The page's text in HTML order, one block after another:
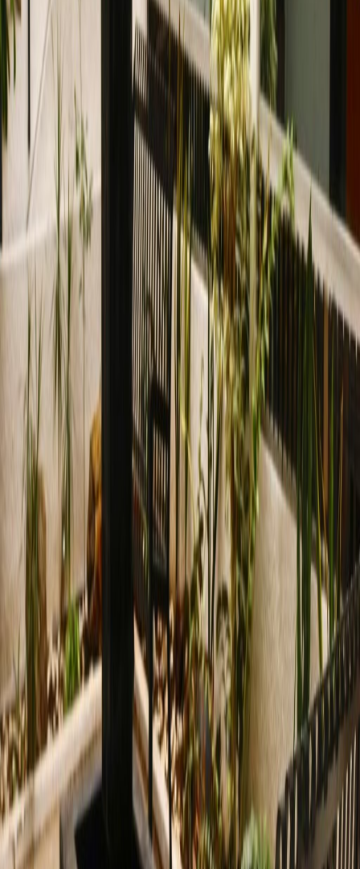
Oficinas desde
Espacio de oficina
Espacios prácticos para equipos de todos los
tamaños
de
MX$ 5845
persona/mes
Escritorios de coworking
Precio a petición
Descripción de la oficina
Modern work-space in Guadalajara, offering
both co-working packages and serviced
offices, ideal for teams of all sizes and
individuals. Other amenities include phone
booths, communal area, kitchen facilities with
complementary beverages, reception staff
and other great facilities. Located just outside
Guadalajara, just 0 minute drive from the city
centre, there are on-site parking facilities for
those driving to the office.
Oficinas relacionadas
Av. Tepeyac #409, Col. Chapalita Oriente,
Guadalajara, Jalisco, 44510
de MX$3000
por mes
Diagonal San Jorge 97, Vallarta San Jorge,
44690
de MX$3300
por mes
Av. Ignacio L Vallarta 3300, Vallarta Nte., 44690
de MX$195 por mes
Efraín Gonzalez Luna #2496, Col. Arcos
Vallarta, 44130
de MX$7000 por mes
Oficinas cercanas
Espacio De Oficina JaliscoEspacio De Oficina
Zapopan
Espacio De Oficina
Tlaquepaque
Espacio De Oficina
Zapopan Espacio De Oficina
Aguascalientes
Espacio De Oficina Leon Espacio